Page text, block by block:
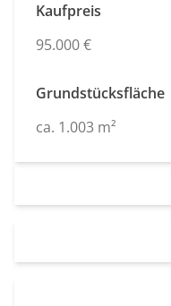
Kaufpreis
95.000 €
Grundstücksfläche
ca. 1.003 m²